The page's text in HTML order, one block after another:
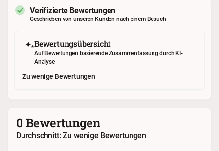
Verifizierte Bewertungen
Geschrieben von unseren Kunden nach einem Besuch
Bewertungsübersicht
Auf Bewertungen basierende Zusammenfassung durch KI-
Analyse
Zu wenige Bewertungen
0 Bewertungen
Durchschnitt: Zu wenige Bewertungen